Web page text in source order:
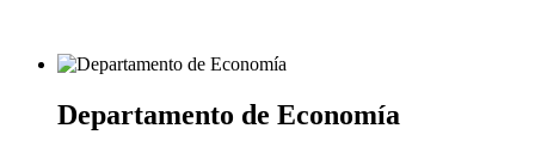
Departamento de Economía